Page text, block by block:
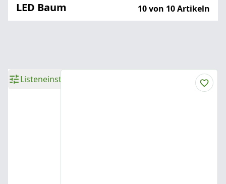
LED Baum 10 von 10 Artikeln
Listeneinstellungen